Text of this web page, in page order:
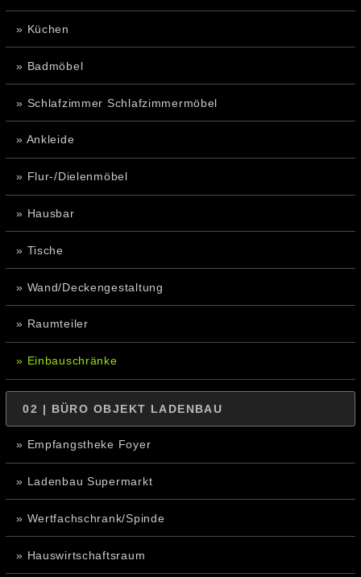
» Küchen
» Badmöbel
» Schlafzimmer Schlafzimmermöbel
» Ankleide
» Flur-/Dielenmöbel
» Hausbar
» Tische
» Wand/Deckengestaltung
» Raumteiler
» Einbauschränke
02 | BÜRO OBJEKT LADENBAU
» Empfangstheke Foyer
» Ladenbau Supermarkt
» Wertfachschrank/Spinde
» Hauswirtschaftsraum